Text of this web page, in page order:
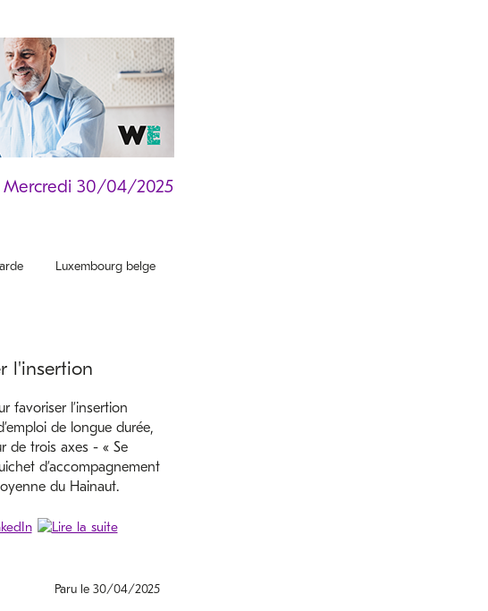
Mercredi 30/04/2025
Luxembourg belge
l'insertion
favoriser l’insertion
de longue durée,
de trois axes - « Se
d’accompagnement
du Hainaut.
Paru le 30/04/2025